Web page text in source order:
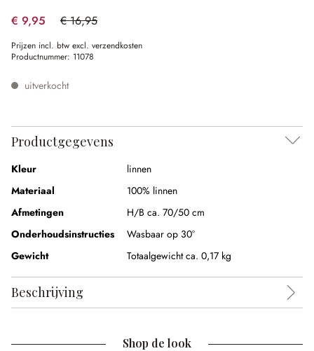
€ 9,95 € 16,95
(41.3% gespart)
Prijzen incl. btw excl. verzendkosten
Productnummer: 11078
uitverkocht
Productgegevens
Kleur
linnen
Materiaal
100% linnen
Afmetingen
H/B ca. 70/50 cm
Onderhoudsinstructies
Wasbaar op 30°
Gewicht
Totaalgewicht ca. 0,17 kg
Beschrijving
Shop de look